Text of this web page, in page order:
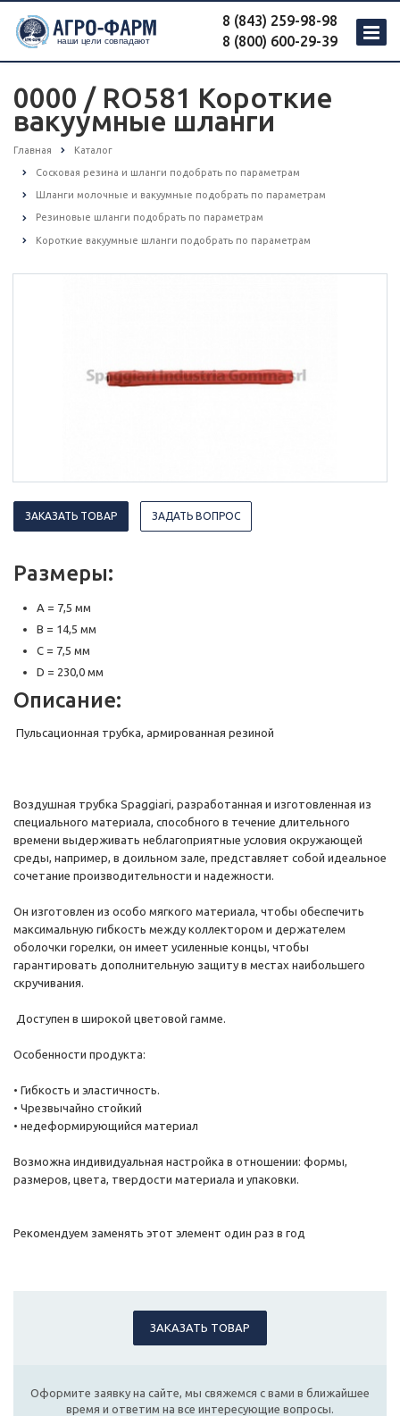
8 (843) 259-98-98
8 (800) 600-29-39
0000 / RO581 Короткие
вакуумные шланги
Главная Каталог
Сосковая резина и шланги подобрать по параметрам
Шланги молочные и вакуумные подобрать по параметрам
Резиновые шланги подобрать по параметрам
Короткие вакуумные шланги подобрать по параметрам
ЗАКАЗАТЬ ТОВАР ЗАДАТЬ ВОПРОС
Размеры:
A = 7,5 мм
B = 14,5 мм
C = 7,5 мм
D = 230,0 мм
Описание:
Пульсационная трубка, армированная резиной
Воздушная трубка Spaggiari, разработанная и изготовленная из
специального материала, способного в течение длительного
времени выдерживать неблагоприятные условия окружающей
среды, например, в доильном зале, представляет собой идеальное
сочетание производительности и надежности.
Он изготовлен из особо мягкого материала, чтобы обеспечить
максимальную гибкость между коллектором и держателем
оболочки горелки, он имеет усиленные концы, чтобы
гарантировать дополнительную защиту в местах наибольшего
скручивания.
Доступен в широкой цветовой гамме.
Особенности продукта:
• Гибкость и эластичность.
• Чрезвычайно стойкий
• недеформирующийся материал
Возможна индивидуальная настройка в отношении: формы,
размеров, цвета, твердости материала и упаковки.
Рекомендуем заменять этот элемент один раз в год
ЗАКАЗАТЬ ТОВАР
Оформите заявку на сайте, мы свяжемся с вами в ближайшее
время и ответим на все интересующие вопросы.